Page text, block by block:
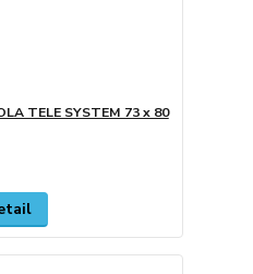
TELE SYSTEM 73 x 80